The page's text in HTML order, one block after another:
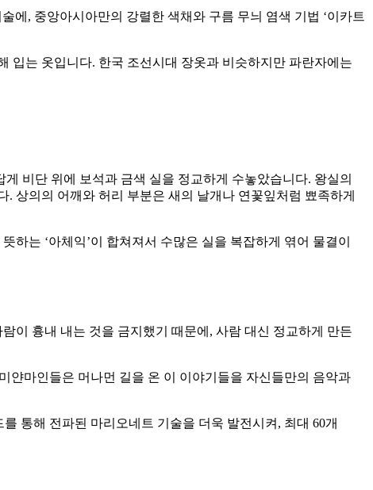
에, 중앙아시아만의 강렬한 색채와 구름 무늬 염색 기법 ‘이카트
입는 옷입니다. 한국 조선시대 장옷과 비슷하지만 파란자에는
비단 위에 보석과 금색 실을 정교하게 수놓았습니다. 왕실의
상의의 어깨와 허리 부분은 새의 날개나 연꽃잎처럼 뾰족하게
하는 ‘아체익’이 합쳐져서 수많은 실을 복잡하게 엮어 물결이
이 흉내 내는 것을 금지했기 때문에, 사람 대신 정교하게 만든
얀마인들은 머나먼 길을 온 이 이야기들을 자신들만의 음악과
통해 전파된 마리오네트 기술을 더욱 발전시켜, 최대 60개